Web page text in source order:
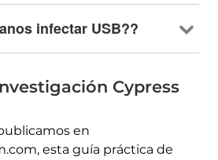
infectar USB??
Cypress
en
esta guía práctica de